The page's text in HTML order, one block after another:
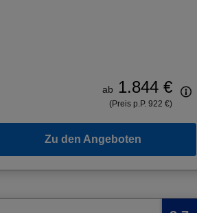
ab 1.844 €
(Preis p.P. 922 €)
Zu den Angeboten